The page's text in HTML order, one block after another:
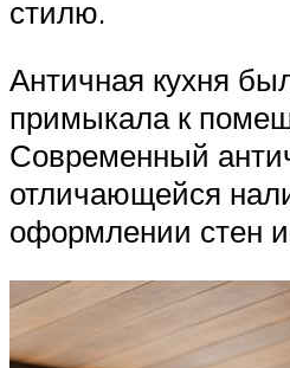
стилю.
Античная кухня
примыкала к
Современный
отличающейся
оформлении стен